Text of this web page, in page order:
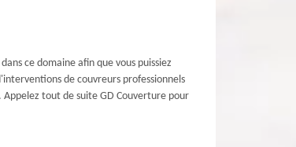
ce domaine afin que vous puissiez
de couvreurs professionnels
tout de suite GD Couverture pour